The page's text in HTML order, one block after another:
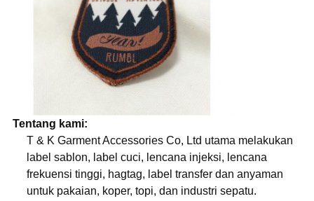
Tentang kami:
T & K Garment Accessories Co, Ltd utama melakukan
label sablon, label cuci, lencana injeksi, lencana
frekuensi tinggi, hagtag, label transfer dan anyaman
untuk pakaian, koper, topi, dan industri sepatu.